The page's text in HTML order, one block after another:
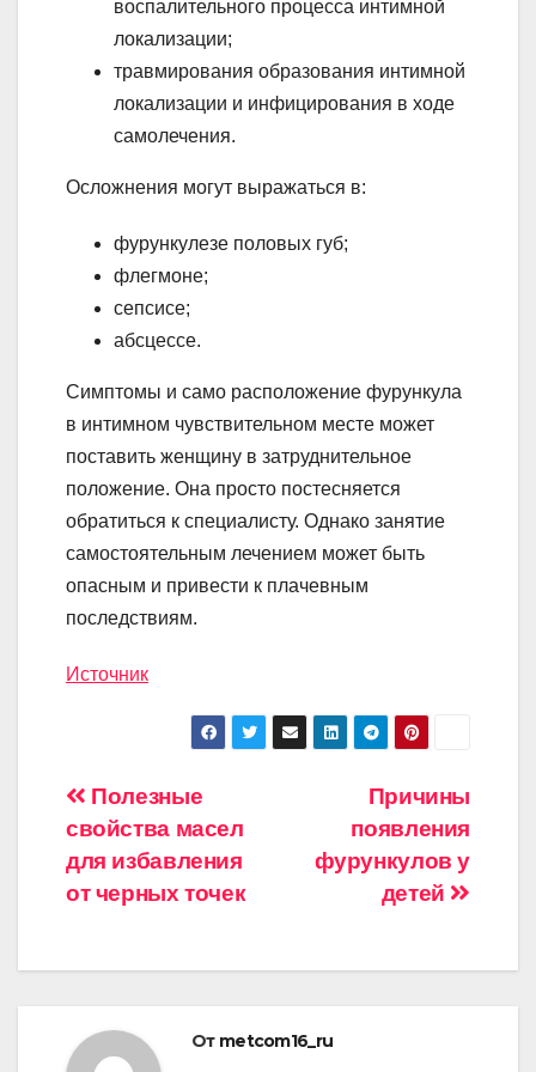
воспалительного процесса интимной
локализации;
травмирования образования интимной
локализации и инфицирования в ходе
самолечения.
Осложнения могут выражаться в:
фурункулезе половых губ;
флегмоне;
сепсисе;
абсцессе.
Симптомы и само расположение фурункула
в интимном чувствительном месте может
поставить женщину в затруднительное
положение. Она просто постесняется
обратиться к специалисту. Однако занятие
самостоятельным лечением может быть
опасным и привести к плачевным
последствиям.
Источник
Навигация
по
записям
Причины
появления
фурункулов у
детей
Полезные
свойства масел
для избавления
от черных точек
От metcom16_ru